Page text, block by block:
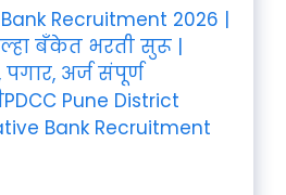
Bank Recruitment 2026 |
बँकेत भरती सुरू |
पगार, अर्ज संपूर्ण
Pune District
Bank Recruitment